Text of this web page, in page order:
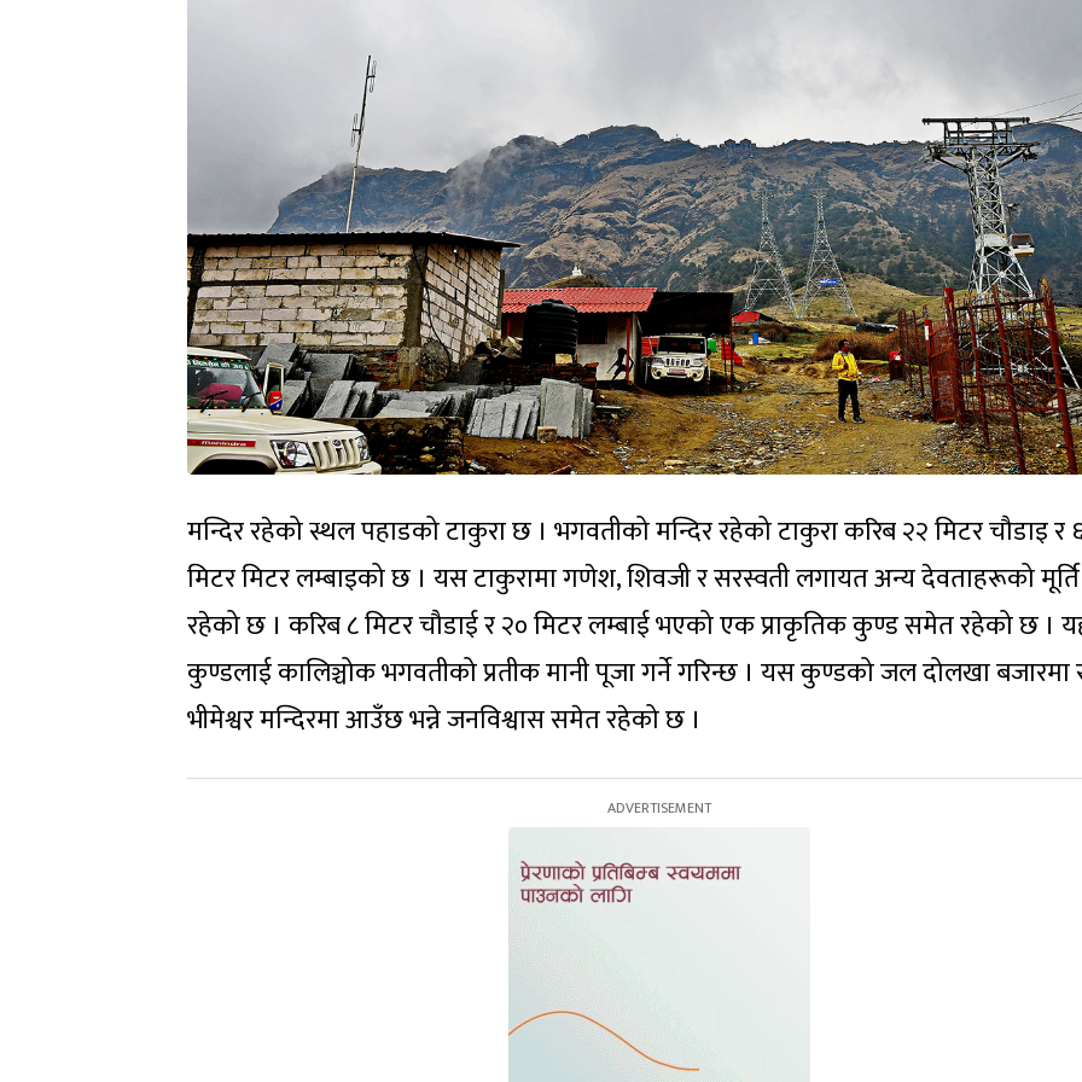
मन्दिर रहेको स्थल पहाडको टाकुरा छ । भगवतीको मन्दिर रहेको टाकुरा करिब २२ मिटर चौडाइ र
मिटर मिटर लम्बाइको छ । यस टाकुरामा गणेश, शिवजी र सरस्वती लगायत अन्य देवताहरूको मूर्ति
रहेको छ । करिब ८ मिटर चौडाई र २० मिटर लम्बाई भएको एक प्राकृतिक कुण्ड समेत रहेको छ ।
कुण्डलाई कालिञ्चोक भगवतीको प्रतीक मानी पूजा गर्ने गरिन्छ । यस कुण्डको जल दोलखा बजारमा
भीमेश्वर मन्दिरमा आउँछ भन्ने जनविश्वास समेत रहेको छ ।